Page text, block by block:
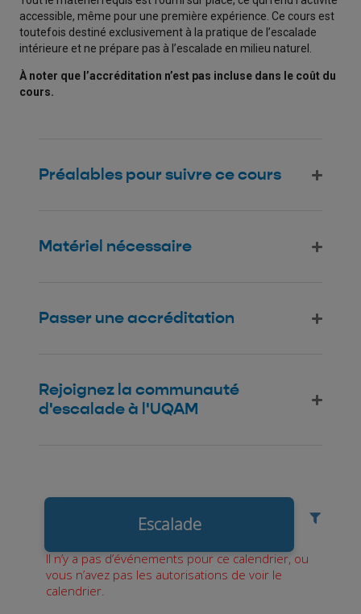
accessible, même pour une première expérience. Ce cours est
toutefois destiné exclusivement à la pratique de l’escalade
intérieure et ne prépare pas à l’escalade en milieu naturel.
À noter que l’accréditation n’est pas incluse dans le coût du
cours.
Préalables pour suivre ce cours
Matériel nécessaire
Passer une accréditation
Rejoignez la communauté
d'escalade à l'UQAM